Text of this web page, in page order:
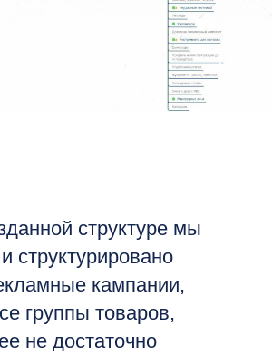
структуре мы
структурировано
кампании,
группы товаров,
не достаточно